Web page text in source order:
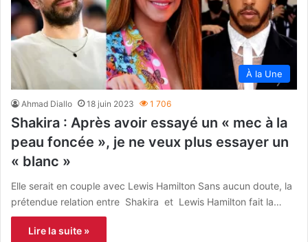
À la Une
Ahmad Diallo 18 juin 2023 1 706
Shakira : Après avoir essayé un « mec à la
peau foncée », je ne veux plus essayer un
« blanc »
Elle serait en couple avec Lewis Hamilton Sans aucun doute, la
prétendue relation entre Shakira et Lewis Hamilton fait la…
Lire la suite »